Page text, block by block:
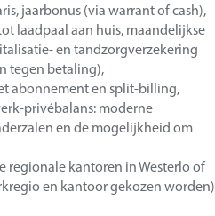
jaarbonus (via warrant of cash),
laadpaal aan huis, maandelijkse
en tandzorgverzekering
tegen betaling),
abonnement en split-billing,
privébalans: moderne
en de mogelijkheid om
regionale kantoren in Westerlo of
en kantoor gekozen worden)